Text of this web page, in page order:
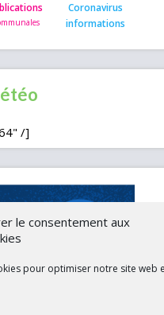
le consentement aux
pour optimiser notre site web
Coronavirus
informations
/]